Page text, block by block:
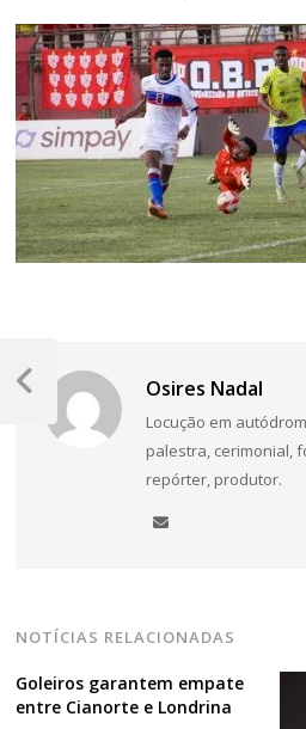
Osires Nadal
Locução em
palestra, cerimonial,
repórter, produtor.
NOTÍCIAS RELACIONADAS
Goleiros garantem empate
entre Cianorte e Londrina
Navegação
de
Post
Post